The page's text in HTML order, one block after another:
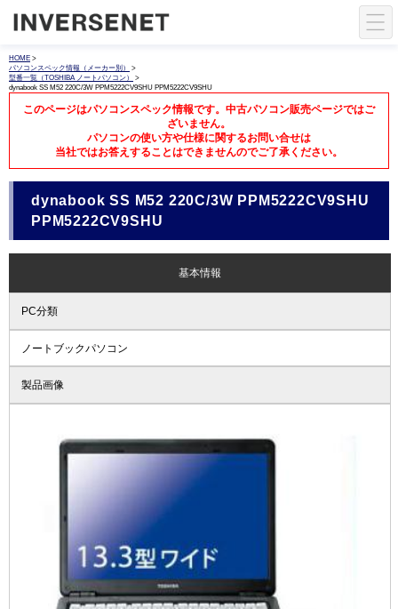
HOME >
パソコンスペック情報（メーカー別）
>
型番一覧（TOSHIBA ノートパソコン）
>
dynabook SS M52 220C/3W PPM5222CV9SHU PPM5222CV9SHU
このページはパソコンスペック情報です。中古パソコン販売ページではご
ざいません。
パソコンの使い方や仕様に関するお問い合せは
当社ではお答えすることはできませんのでご了承ください。
dynabook SS M52 220C/3W PPM5222CV9SHU
PPM5222CV9SHU
基本情報
PC分類
ノートブックパソコン
製品画像